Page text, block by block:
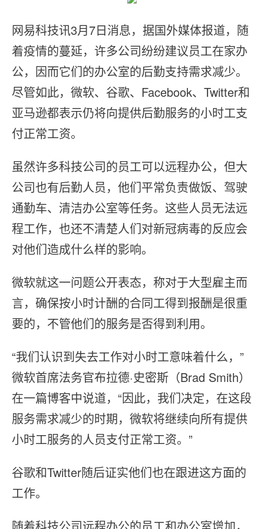
网易科技讯3月7日消息，据国外媒体报道，随
着疫情的蔓延，许多公司纷纷建议员工在家办
公，因而它们的办公室的后勤支持需求减少。
尽管如此，微软、谷歌、Facebook、Twitter和
亚马逊都表示仍将向提供后勤服务的小时工支
付正常工资。
虽然许多科技公司的员工可以远程办公，但大
公司也有后勤人员，他们平常负责做饭、驾驶
通勤车、清洁办公室等任务。这些人员无法远
程工作，也还不清楚人们对新冠病毒的反应会
对他们造成什么样的影响。
微软就这一问题公开表态，称对于大型雇主而
言，确保按小时计酬的合同工得到报酬是很重
要的，不管他们的服务是否得到利用。
“我们认识到失去工作对小时工意味着什么，”
微软首席法务官布拉德·史密斯（Brad Smith）
在一篇博客中说道，“因此，我们决定，在这段
服务需求减少的时期，微软将继续向所有提供
小时工服务的人员支付正常工资。”
谷歌和Twitter随后证实他们也在跟进这方面的
工作。